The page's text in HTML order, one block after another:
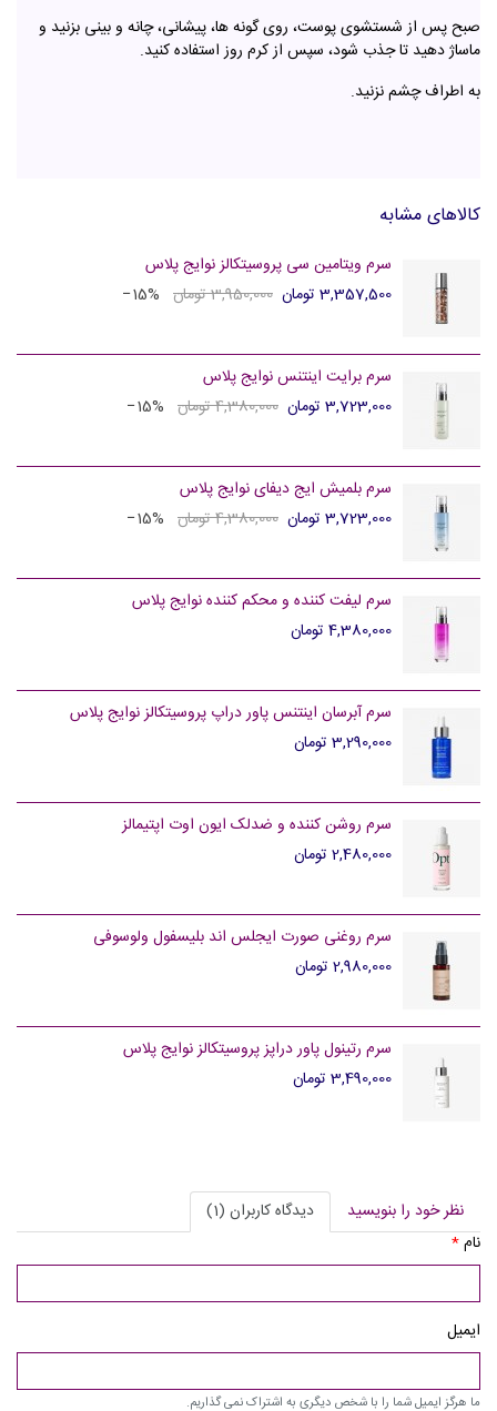
صبح پس از شستشوی پوست، روی گونه ها، پیشانی، چانه و بینی بزنید و
ماساژ دهید تا جذب شود، سپس از کرم روز استفاده کنید.
به اطراف چشم نزنید.
کالاهای مشابه
سرم ویتامین سی پروسیتکالز نوایج پلاس
3,357,500 تومان
3,950,000 تومان ‎−15%
سرم برایت اینتنس نوایج پلاس
3,723,000 تومان
4,380,000 تومان ‎−15%
سرم بلمیش ایج دیفای نوایج پلاس
3,723,000 تومان
4,380,000 تومان ‎−15%
سرم لیفت کننده و محکم کننده نوایج پلاس
4,380,000 تومان
سرم آبرسان اینتنس پاور دراپ پروسیتکالز نوایج پلاس
3,290,000 تومان
سرم روشن کننده و ضدلک ایون اوت اپتیمالز
2,480,000 تومان
سرم روغنی صورت ایجلس اند بلیسفول ولوسوفی
2,980,000 تومان
سرم رتینول پاور دراپز پروسیتکالز نوایج پلاس
3,490,000 تومان
نظر خود را بنویسید
دیدگاه کاربران (1)
نام*
ایمیل
ما هرگز ایمیل شما را با شخص دیگری به اشتراک نمی گذاریم.